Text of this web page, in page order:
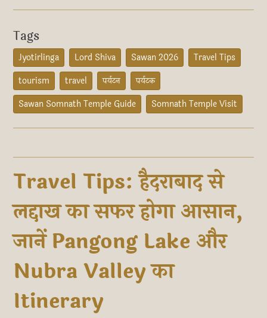
Tags
Jyotirlinga Lord Shiva Sawan 2026
Travel Tips
tourism
travel पर्यटन
पर्यटक
Sawan Somnath Temple Guide
Somnath Temple Visit
Travel Tips: हैदराबाद से
लद्दाख का सफर होगा आसान,
जानें Pangong Lake और
Nubra Valley का
Itinerary